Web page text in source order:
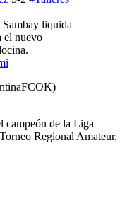
Sambay liquida
el nuevo
campeón de la Liga
Regional Amateur.